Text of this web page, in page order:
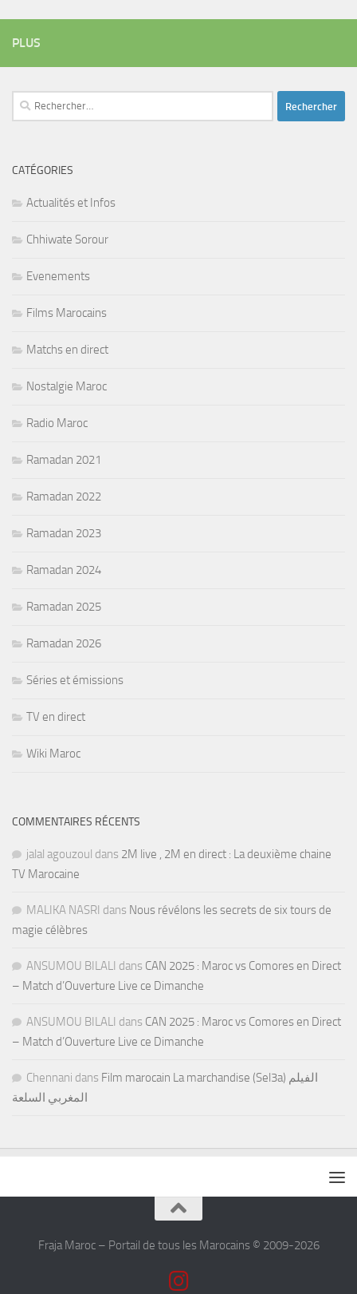
PLUS
Rechercher :
CATÉGORIES
Actualités et Infos
Chhiwate Sorour
Evenements
Films Marocains
Matchs en direct
Nostalgie Maroc
Radio Maroc
Ramadan 2021
Ramadan 2022
Ramadan 2023
Ramadan 2024
Ramadan 2025
Ramadan 2026
Séries et émissions
TV en direct
Wiki Maroc
COMMENTAIRES RÉCENTS
jalal agouzoul dans 2M live , 2M en direct : La deuxième chaine
TV Marocaine
MALIKA NASRI dans Nous révélons les secrets de six tours de
magie célèbres
ANSUMOU BILALI dans CAN 2025 : Maroc vs Comores en Direct
– Match d’Ouverture Live ce Dimanche
ANSUMOU BILALI dans CAN 2025 : Maroc vs Comores en Direct
– Match d’Ouverture Live ce Dimanche
Chennani dans Film marocain La marchandise (Sel3a) الفيلم
المغربي السلعة
Fraja Maroc – Portail de tous les Marocains © 2009-2026